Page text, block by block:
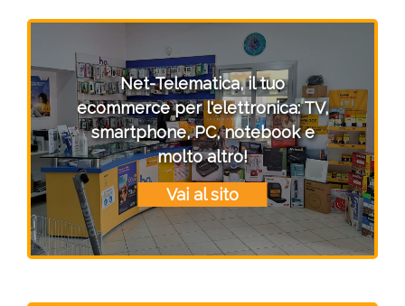
Net-Telematica, il tuo
ecommerce per l'elettronica: TV,
smartphone, PC, notebook e
molto altro!
Vai al sito